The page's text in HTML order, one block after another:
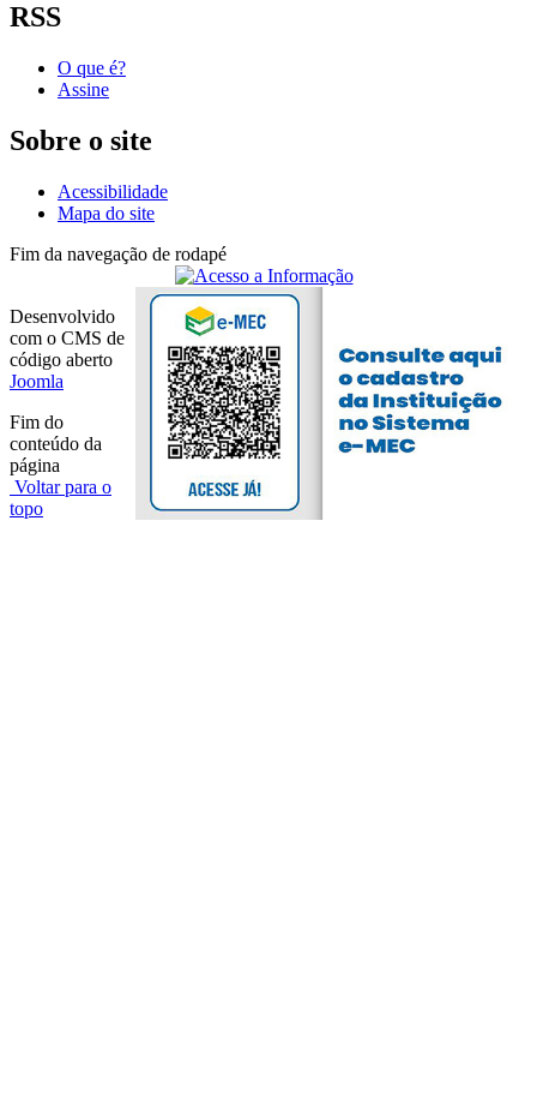
RSS
O que é?
Assine
Sobre o site
Acessibilidade
Mapa do site
Fim da navegação de rodapé
Desenvolvido
com o CMS de
código aberto
Joomla
Fim do
conteúdo da
página
Voltar para o
topo